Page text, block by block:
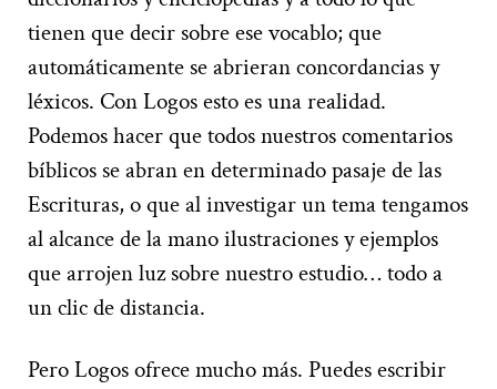
tienen que decir sobre ese vocablo; que
automáticamente se abrieran concordancias y
léxicos. Con Logos esto es una realidad.
Podemos hacer que todos nuestros comentarios
bíblicos se abran en determinado pasaje de las
Escrituras, o que al investigar un tema tengamos
al alcance de la mano ilustraciones y ejemplos
que arrojen luz sobre nuestro estudio… todo a
un clic de distancia.
Pero Logos ofrece mucho más. Puedes escribir